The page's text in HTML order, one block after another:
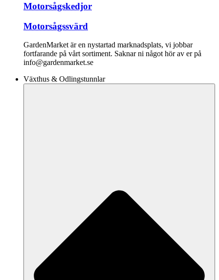
Motorsågskedjor
Motorsågssvärd
GardenMarket är en nystartad marknadsplats, vi jobbar
fortfarande på vårt sortiment. Saknar ni något hör av er på
info@gardenmarket.se
Växthus & Odlingstunnlar